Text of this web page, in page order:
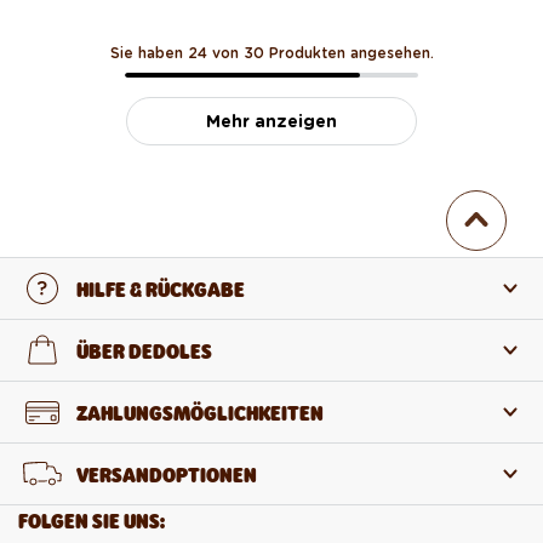
Sie haben 24 von 30 Produkten angesehen.
Mehr anzeigen
HILFE & RÜCKGABE
Kontaktiere uns
Rückgabe und Reklamation
Widerruf des Vertrags
ÜBER DEDOLES
Über uns
Großhandel
ZAHLUNGSMÖGLICHKEITEN
VERSANDOPTIONEN
FOLGEN SIE UNS: